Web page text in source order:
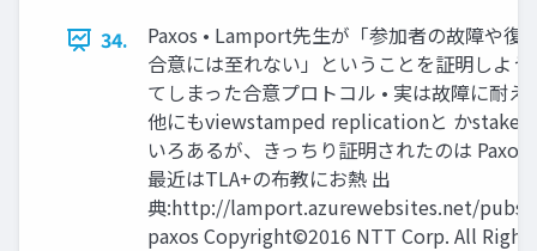
34.
Paxos • Lamport先生が「参加者の故障や復
合意には至れない」ということを証明しよ
てしまった合意プロトコル • 実は故障に耐
他にもviewstamped replicationと かstake
いろあるが、きっちり証明されたのは
最近はTLA+の布教にお熱 出
典:http://lamport.azurewebsites.net/
paxos Copyright©2016 NTT Corp. All